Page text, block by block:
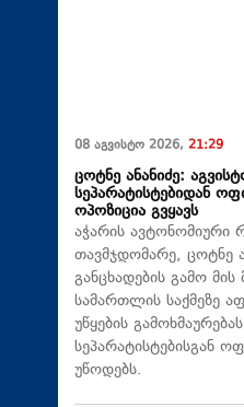
08 აგვისტო 2026, 21:29
ცოტნე ანანიძე:
სეპარატისტებიდან
ოპოზიცია გვყავს
აჭარის ავტონომიური
თავმჯდომარე, ცოტნე
განცხადების გამო
სამართლის საქმეზე
უწყების
სეპარატისტებისგან
უწოდებს.